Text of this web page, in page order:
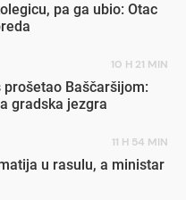
pa ga ubio: Otac
10 H 21 MIN
Baščaršijom:
gradska jezgra
11 H 54 MIN
u rasulu, a ministar